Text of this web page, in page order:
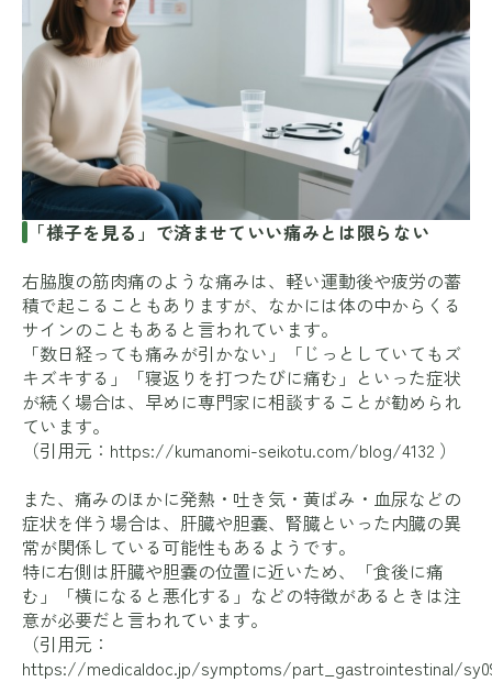
「様子を見る」で済ませていい痛みとは限らない
右脇腹の筋肉痛のような痛みは、軽い運動後や疲労の蓄
積で起こることもありますが、なかには体の中からくる
サインのこともあると言われています。
「数日経っても痛みが引かない」「じっとしていてもズ
キズキする」「寝返りを打つたびに痛む」といった症状
が続く場合は、早めに専門家に相談することが勧められ
ています。
（引用元： https://kumanomi-seikotu.com/blog/4132 ）
また、痛みのほかに発熱・吐き気・黄ばみ・血尿などの
症状を伴う場合は、肝臓や胆嚢、腎臓といった内臓の異
常が関係している可能性もあるようです。
特に右側は肝臓や胆嚢の位置に近いため、「食後に痛
む」「横になると悪化する」などの特徴があるときは注
意が必要だと言われています。
（引用元：
https://medicaldoc.jp/symptoms/part_gastrointestinal/